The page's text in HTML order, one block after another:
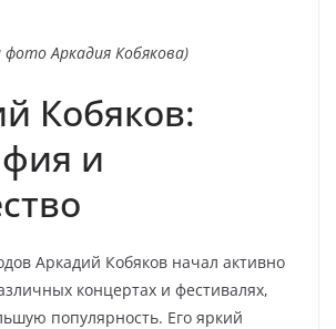
Аркадия Кобякова)
Кобяков:
и
Аркадий Кобяков начал активно
концертах и фестивалях,
популярность. Его яркий